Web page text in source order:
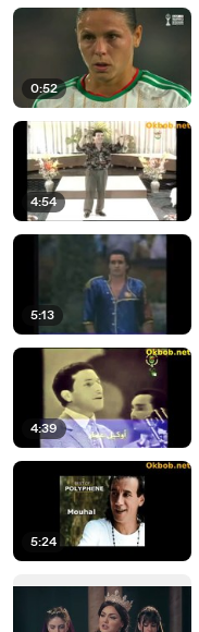
0:52
4:54
5:13
4:39
5:24